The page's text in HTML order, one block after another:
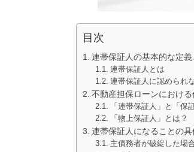
目次
連帯保証人の基本的な定
連帯保証人とは
連帯保証人に認められ
不動産担保ローンにおけ
「連帯保証人」と「保
「物上保証人」とは？
連帯保証人になることの
主債務者が破綻した場